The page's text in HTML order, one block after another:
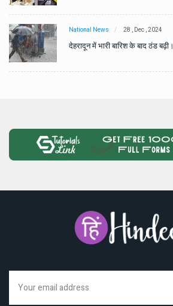
National News 28 , Dec , 2024
देहरादून में भारी बारिश के बाद ठंड बढ़ी।